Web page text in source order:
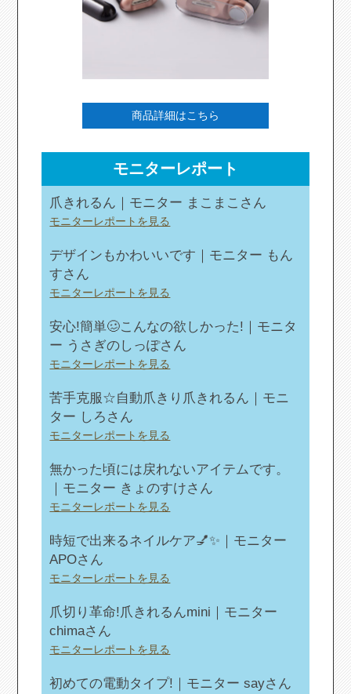
商品詳細はこちら
モニターレポート
爪きれるん｜モニター まこまこさん
モニターレポートを見る
デザインもかわいいです｜モニター もん
すさん
モニターレポートを見る
安心!簡単🥴こんなの欲しかった!｜モニタ
ー うさぎのしっぽさん
モニターレポートを見る
苦手克服☆自動爪きり爪きれるん｜モニ
ター しろさん
モニターレポートを見る
無かった頃には戻れないアイテムです。
｜モニター きょのすけさん
モニターレポートを見る
時短で出来るネイルケア💅✨｜モニター
APOさん
モニターレポートを見る
爪切り革命!爪きれるんmini｜モニター
chimaさん
モニターレポートを見る
初めての電動タイプ!｜モニター sayさん